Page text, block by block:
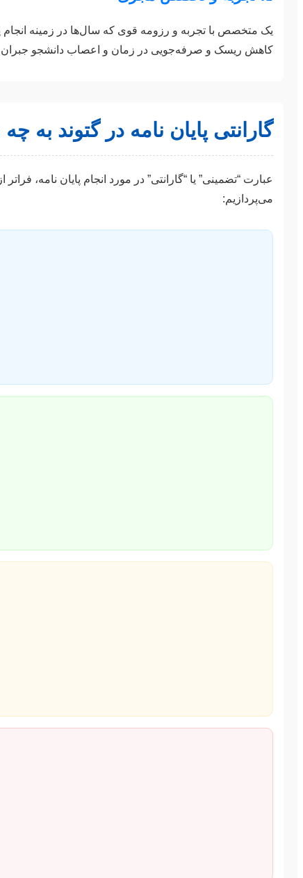
یک متخصص با تجربه و رزومه قوی که سال‌ها در زمینه انجام
کاهش ریسک و صرفه‌جویی در زمان و اعصاب دانشجو
گارانتی پایان نامه در گتوند
عبارت “تضمینی” یا “گارانتی” در مورد انجام پایان
می‌پردازیم: